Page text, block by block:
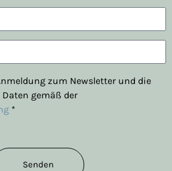
zum Newsletter und die
gemäß der
*
Senden